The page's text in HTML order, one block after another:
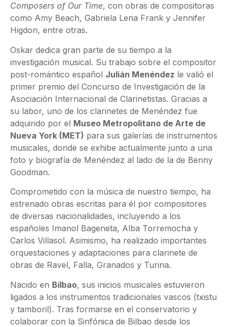
Composers of Our Time, con obras de compositoras
como Amy Beach, Gabriela Lena Frank y Jennifer
Higdon, entre otras.
Oskar dedica gran parte de su tiempo a la
investigación musical. Su trabajo sobre el compositor
post-romántico español Julián Menéndez le valió el
primer premio del Concurso de Investigación de la
Asociación Internacional de Clarinetistas. Gracias a
su labor, uno de los clarinetes de Menéndez fue
adquirido por el Museo Metropolitano de Arte de
Nueva York (MET) para sus galerías de instrumentos
musicales, donde se exhibe actualmente junto a una
foto y biografía de Menéndez al lado de la de Benny
Goodman.
Comprometido con la música de nuestro tiempo, ha
estrenado obras escritas para él por compositores
de diversas nacionalidades, incluyendo a los
españoles Imanol Bageneta, Alba Torremocha y
Carlos Villasol. Asimismo, ha realizado importantes
orquestaciones y adaptaciones para clarinete de
obras de Ravel, Falla, Granados y Turina.
Nacido en Bilbao, sus inicios musicales estuvieron
ligados a los instrumentos tradicionales vascos (txistu
y tamboril). Tras formarse en el conservatorio y
colaborar con la Sinfónica de Bilbao desde los